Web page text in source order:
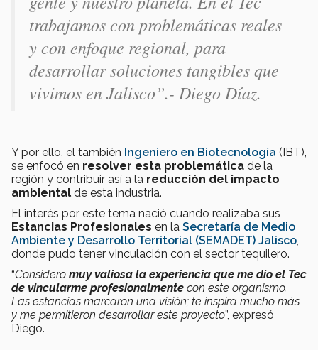
trabajamos con problemáticas reales
y con enfoque regional, para
desarrollar soluciones tangibles que
vivimos en Jalisco”.- Diego Díaz.
Y por ello, el también Ingeniero en Biotecnología (IBT),
se enfocó en resolver esta problemática de la
región y contribuir así a la reducción del impacto
ambiental de esta industria.
El interés por este tema nació cuando realizaba sus
Estancias Profesionales en la Secretaría de Medio
Ambiente y Desarrollo Territorial (SEMADET) Jalisco
donde pudo tener vinculación con el sector tequilero.
“Considero muy valiosa la experiencia que me dio el Tec
de vincularme profesionalmente con este organismo.
Las estancias marcaron una visión; te inspira mucho más
y me permitieron desarrollar este proyecto”, expresó
Diego.